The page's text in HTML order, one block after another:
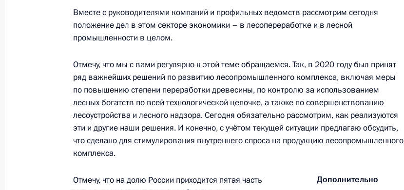
Заседание Совета по межнациональным отношениям
Совещание о жилищном обеспечении граждан, пострадавших
в ходе паводка в Иркутской области
2 сентября 2019 года, 15:15
реализации национальных проектов
Вместе с руководителями компаний и профильных ведомств рассмотрим сегодня
положение дел в этом секторе экономики – в лесопереработке и в лесной
промышленности в целом.
Отмечу, что мы с вами регулярно к этой теме обращаемся. Так, в 2020 году был принят
ряд важнейших решений по развитию лесопромышленного комплекса, включая меры
по повышению степени переработки древесины, по контролю за использованием
лесных богатств по всей технологической цепочке, а также по совершенствованию
лесоустройства и лесного надзора. Сегодня обязательно рассмотрим, как реализуются
эти и другие наши решения. И конечно, с учётом текущей ситуации предлагаю обсудить,
что сделано для стимулирования внутреннего спроса на продукцию лесопромышленного
комплекса.
Дополнительно
Отмечу, что на долю России приходится пятая часть